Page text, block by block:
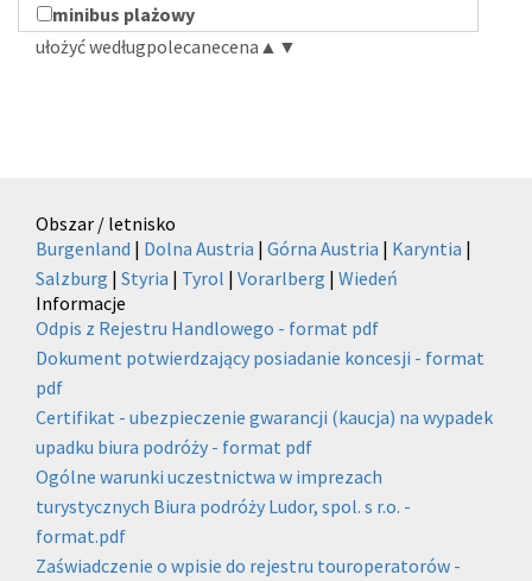
minibus plażowy
ułożyć wedługpolecanecena ▲ ▼
Obszar / letnisko
Burgenland | Dolna Austria | Górna Austria | Karyntia |
Salzburg | Styria | Tyrol | Vorarlberg | Wiedeń
Informacje
Odpis z Rejestru Handlowego - format pdf
Dokument potwierdzający posiadanie koncesji - format
pdf
Certifikat - ubezpieczenie gwarancji (kaucja) na wypadek
upadku biura podróży - format pdf
Ogólne warunki uczestnictwa w imprezach
turystycznych Biura podróży Ludor, spol. s r.o. -
format.pdf
Zaświadczenie o wpisie do rejestru touroperatorów -